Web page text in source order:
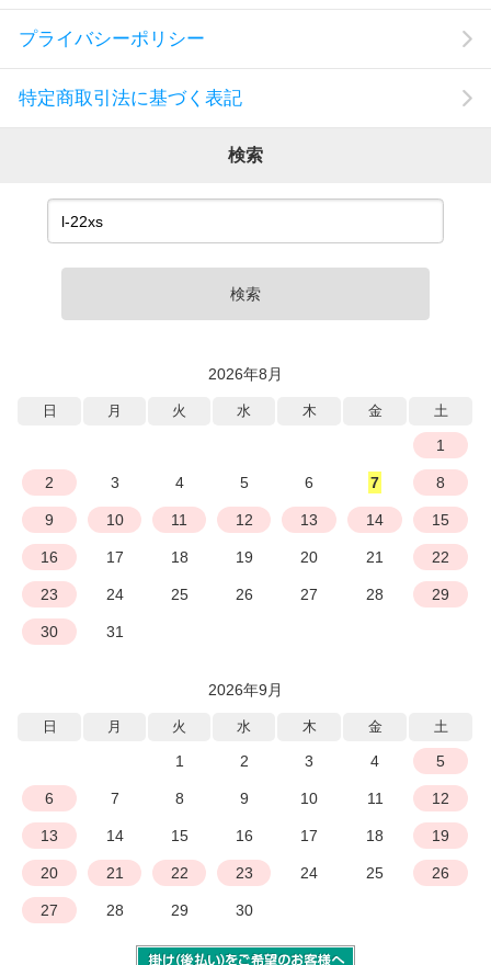
プライバシーポリシー
特定商取引法に基づく表記
検索
検索
2026年8月
日 月 火 水 木 金 土
1
2 3 4 5 6 7 8
9 10 11 12 13 14 15
16 17 18 19 20 21 22
23 24 25 26 27 28 29
30 31
2026年9月
日 月 火 水 木 金 土
1 2 3 4 5
6 7 8 9 10 11 12
13 14 15 16 17 18 19
20 21 22 23 24 25 26
27 28 29 30